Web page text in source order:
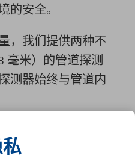
的安全。
，我们提供两种不
毫米）的管道探测
测器始终与管道内